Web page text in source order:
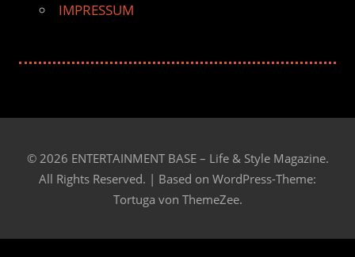
IMPRESSUM
© 2026 ENTERTAINMENT BASE – Life & Style Magazine.
All Rights Reserved. | Based on WordPress-Theme:
Tortuga von ThemeZee.